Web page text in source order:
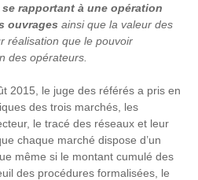
rapportant à une opération
ouvrages ainsi que la valeur des
réalisation que le pouvoir
des opérateurs.
2015, le juge des référés a pris en
des trois marchés, les
le tracé des réseaux et leur
chaque marché dispose d’un
même si le montant cumulé des
des procédures formalisées, le